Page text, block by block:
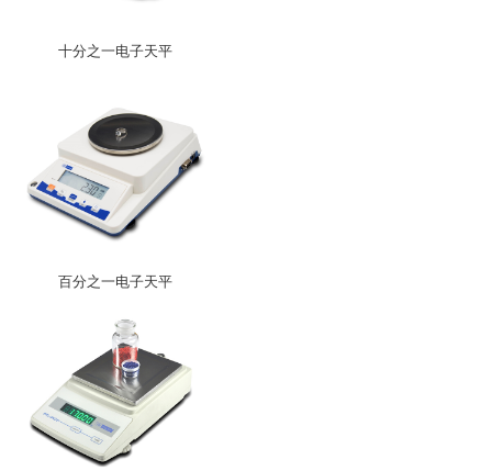
十分之一电子天平
百分之一电子天平